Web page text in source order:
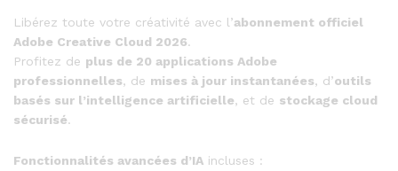
Libérez toute votre créativité avec l’abonnement officiel
Adobe Creative Cloud 2026.
Profitez de plus de 20 applications Adobe
professionnelles, de mises à jour instantanées, d’outils
basés sur l’intelligence artificielle, et de stockage cloud
sécurisé.
Fonctionnalités avancées d’IA incluses :